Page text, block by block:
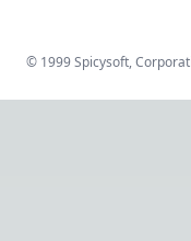
© 1999 Spicysoft,